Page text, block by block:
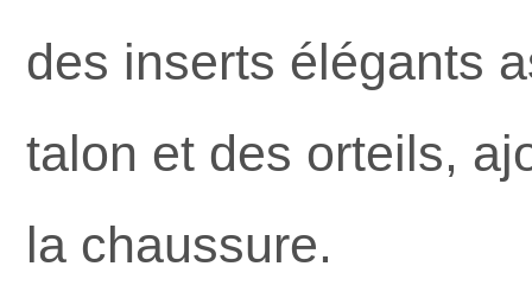
des inserts élégants
talon et des orteils,
la chaussure.